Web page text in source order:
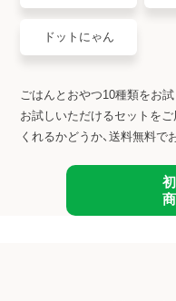
ドットにゃん
ごはんとおやつ10種類をお
お試しいただけるセットを
くれるかどうか、送料無料で